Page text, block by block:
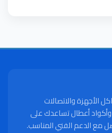
الأجهزة والاتصالات
وأكواد أعطال تساعدك على
مع الدعم الفني المناسب.